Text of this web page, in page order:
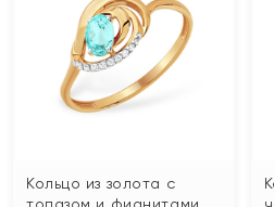
Кольцо из золота с
топазом и фианитами